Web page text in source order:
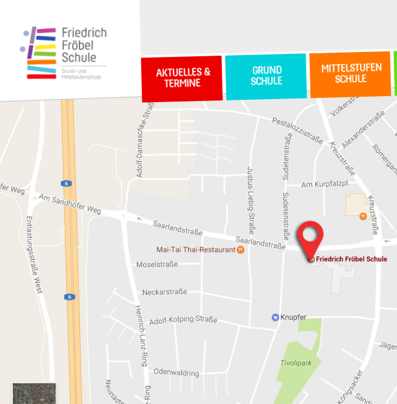
AKTUELLES &
TERMINE
GRUND
SCHULE
MITTELSTUFEN
SCHULE